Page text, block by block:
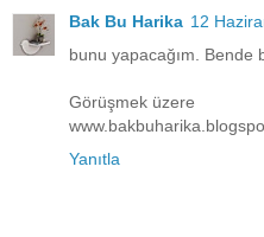
Bak Bu Harika 12
bunu yapacağım. Bende
Görüşmek üzere
Yanıtla